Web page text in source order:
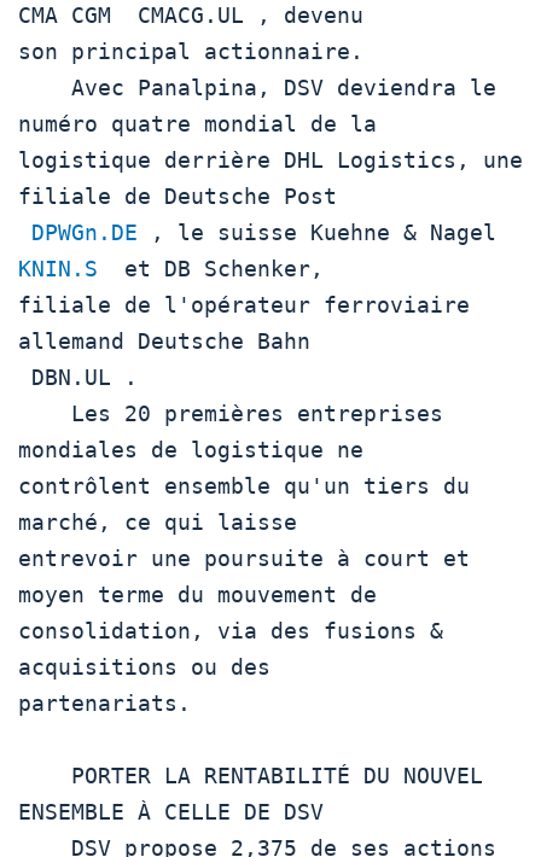
CMA CGM  CMACG.UL , devenu
son principal actionnaire.
numéro quatre mondial de la
logistique derrière DHL Logistics, une
filiale de Deutsche Post
DPWGn.DE
KNIN.S
  et DB Schenker,
filiale de l'opérateur ferroviaire
allemand Deutsche Bahn
mondiales de logistique ne
contrôlent ensemble qu'un tiers du
marché, ce qui laisse
entrevoir une poursuite à court et
moyen terme du mouvement de
consolidation, via des fusions &
acquisitions ou des
partenariats.
ENSEMBLE À CELLE DE DSV